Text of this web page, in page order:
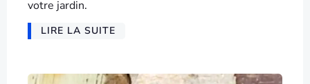
votre jardin.
LIRE LA SUITE